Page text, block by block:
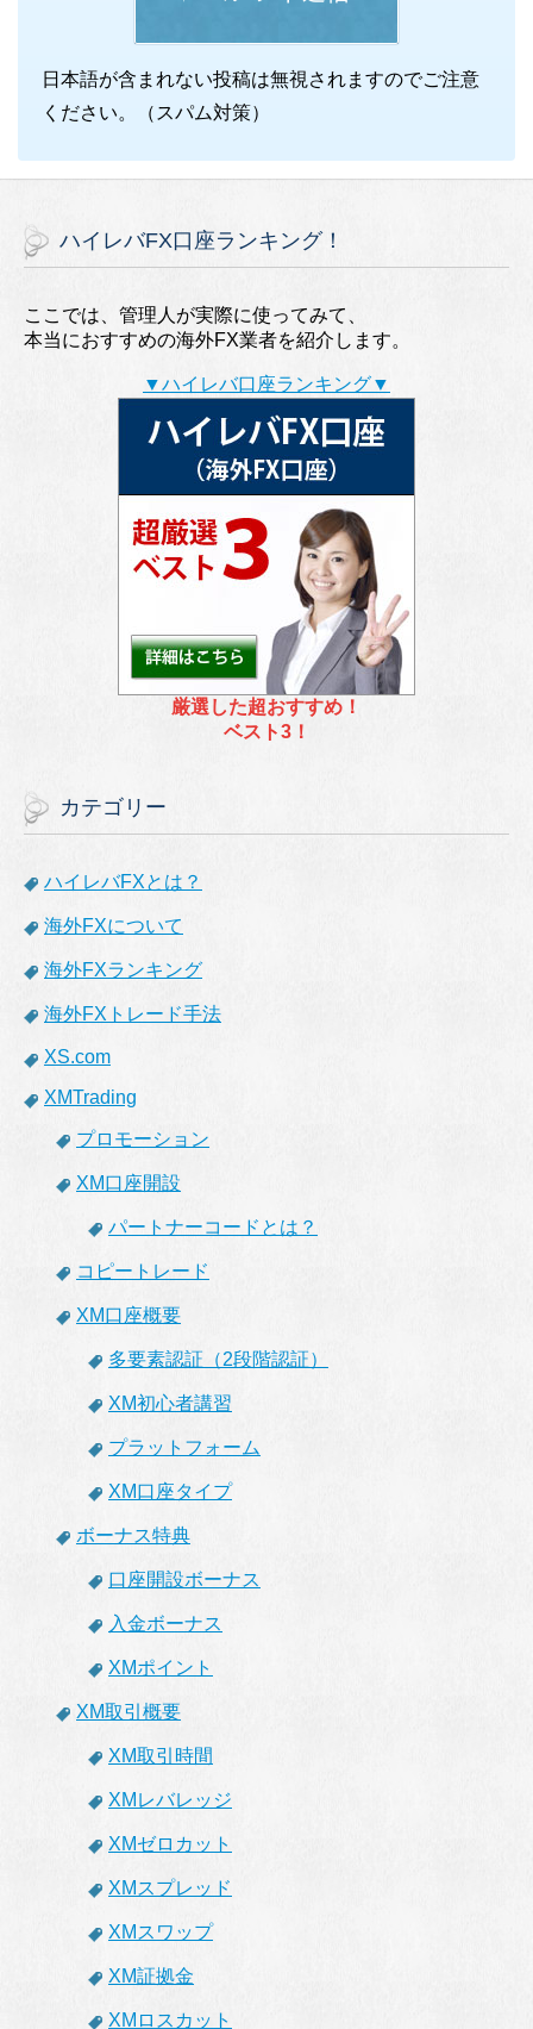
日本語が含まれない投稿は無視されますのでご注意
ください。（スパム対策）
ハイレバFX口座ランキング！
ここでは、管理人が実際に使ってみて、
本当におすすめの海外FX業者を紹介します。
▼ハイレバ口座ランキング▼
厳選した超おすすめ！
ベスト3！
カテゴリー
ハイレバFXとは？
海外FXについて
海外FXランキング
海外FXトレード手法
XS.com
XMTrading
プロモーション
XM口座開設
パートナーコードとは？
コピートレード
XM口座概要
多要素認証（2段階認証）
XM初心者講習
プラットフォーム
XM口座タイプ
ボーナス特典
口座開設ボーナス
入金ボーナス
XMポイント
XM取引概要
XM取引時間
XMレバレッジ
XMゼロカット
XMスプレッド
XMスワップ
XM証拠金
XMロスカット